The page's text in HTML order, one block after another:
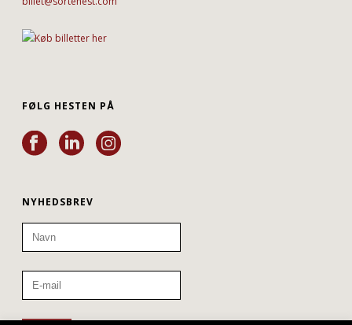
FØLG HESTEN PÅ
NYHEDSBREV